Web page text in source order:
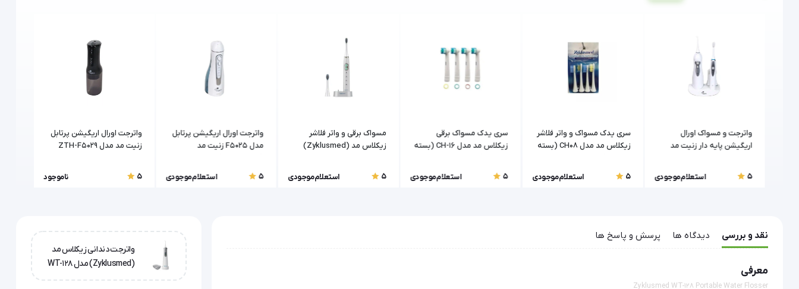
واترجت و مسواک اورال
اریگیشن پایه دار زنیت مد
5
استعلام موجودی
سری یدک مسواک و واتر فلاشر
زیکلاس مد مدل CH08 (بسته
5
استعلام موجودی
سری یدک مسواک برقی
زیکلاس مد مدل CH-16 (بسته
5
استعلام موجودی
مسواک برقی و واتر فلاشر
زیکلاس مد (Zyklusmed)
5
استعلام موجودی
واترجت اورال اریگیشن پرتابل
مدل F5025 زنیت مد
5
استعلام موجودی
واترجت اورال اریگیشن پرتابل
زنیت مد مدل ZTH-F5029
5 ناموجود
نقد و بررسی دیدگاه ها پرسش و پاسخ ها
معرفی
Zyklusmed WT-128 Portable Water Flosser
واترجت دندانی زیکلاس مد
(Zyklusmed) مدل WT-128
همراه با 3 سری مخصوص